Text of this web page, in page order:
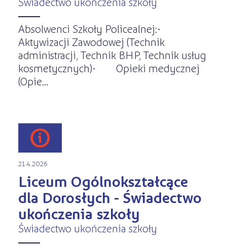
Absolwenci Szkoły Policealnej:·
Aktywizacji Zawodowej (Technik
administracji, Technik BHP, Technik usług
kosmetycznych)· Opieki medycznej
(Opie...
21.4.2026
Liceum Ogólnokształcące
dla Dorosłych - Świadectwo
ukończenia szkoły
Świadectwo ukończenia szkoły